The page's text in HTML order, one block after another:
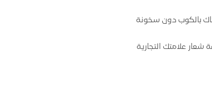
بالكوب دون سخونة
علامتك التجارية